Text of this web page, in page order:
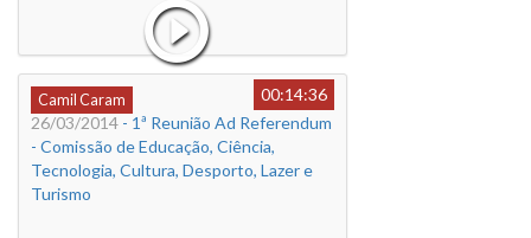
Camil Caram
00:14:36
26/03/2014 - 1ª Reunião Ad Referendum
- Comissão de Educação, Ciência,
Tecnologia, Cultura, Desporto, Lazer e
Turismo